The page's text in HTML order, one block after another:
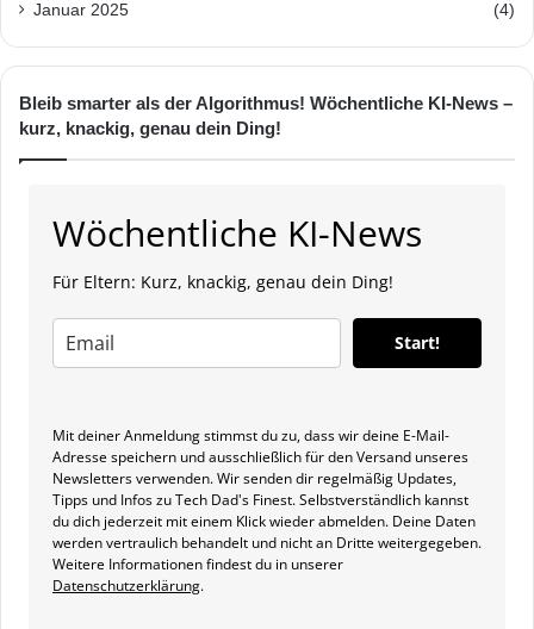
Januar 2025 (4)
Bleib smarter als der Algorithmus! Wöchentliche KI-News –
kurz, knackig, genau dein Ding!
Wöchentliche KI-News
Für Eltern: Kurz, knackig, genau dein Ding!
Start!
Mit deiner Anmeldung stimmst du zu, dass wir deine E-Mail-
Adresse speichern und ausschließlich für den Versand unseres
Newsletters verwenden. Wir senden dir regelmäßig Updates,
Tipps und Infos zu Tech Dad's Finest. Selbstverständlich kannst
du dich jederzeit mit einem Klick wieder abmelden. Deine Daten
werden vertraulich behandelt und nicht an Dritte weitergegeben.
Weitere Informationen findest du in unserer
Datenschutzerklärung.